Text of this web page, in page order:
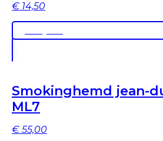
€ 14,50
Smokinghemd jean-
ML7
€ 55,00